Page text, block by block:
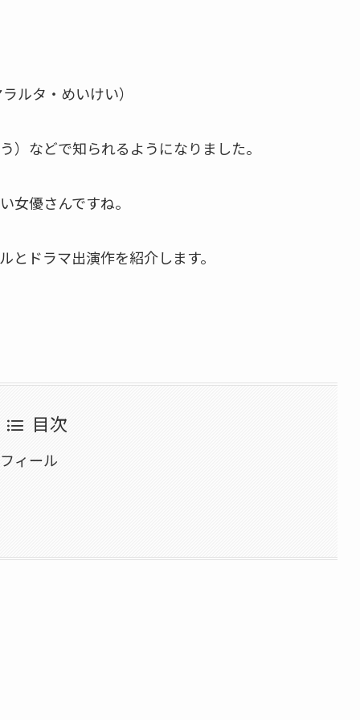
ルタ・めいけい）
）などで知られるようになりました。
女優さんですね。
ドラマ出演作を紹介します。
目次
ィール